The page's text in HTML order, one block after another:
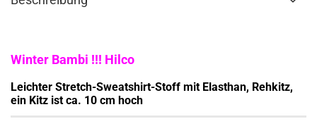
Winter Bambi !!! Hilco
Leichter Stretch-Sweatshirt-Stoff mit Elasthan, Rehkitz,
ein Kitz ist ca. 10 cm hoch